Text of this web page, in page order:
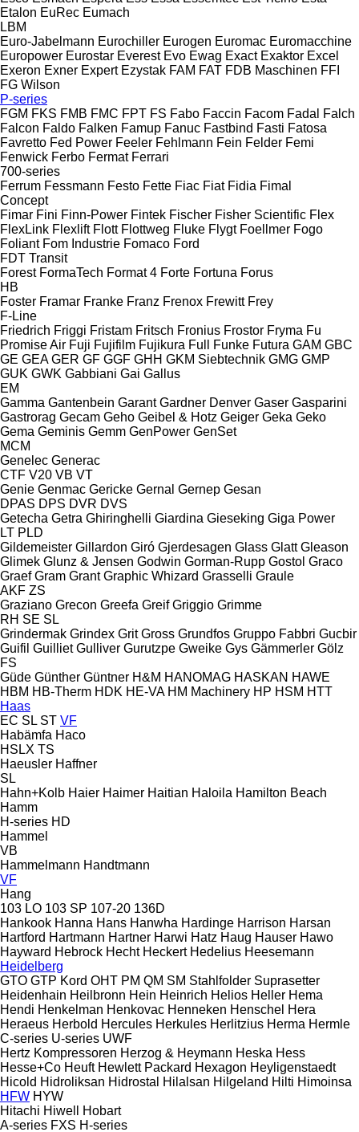
Etalon EuRec Eumach
LBM
Euro-Jabelmann Eurochiller Eurogen Euromac Euromacchine
Europower Eurostar Everest Evo Ewag Exact Exaktor Excel
Exeron Exner Expert Ezystak FAM FAT FDB Maschinen FFI
FG Wilson
P-series
FGM FKS FMB FMC FPT FS Fabo Faccin Facom Fadal
Falch
Falcon Faldo Falken Famup Fanuc Fastbind Fasti Fatosa
Favretto Fed Power Feeler Fehlmann Fein Felder Femi
Fenwick Ferbo Fermat Ferrari
700-series
Ferrum Fessmann Festo Fette Fiac Fiat Fidia Fimal
Concept
Fimar Fini Finn-Power Fintek Fischer Fisher Scientific Flex
FlexLink Flexlift Flott Flottweg Fluke Flygt Foellmer Fogo
Foliant Fom Industrie Fomaco Ford
FDT Transit
Forest FormaTech Format 4 Forte Fortuna Forus
HB
Foster Framar Franke Franz Frenox Frewitt Frey
F-Line
Friedrich Friggi Fristam Fritsch Fronius Frostor Fryma Fu
Promise Air Fuji Fujifilm Fujikura Full Funke Futura GAM GBC
GE GEA GER GF GGF GHH GKM Siebtechnik GMG GMP
GUK GWK Gabbiani Gai Gallus
EM
Gamma Gantenbein Garant Gardner Denver Gaser Gasparini
Gastrorag Gecam Geho Geibel & Hotz Geiger Geka Geko
Gema Geminis Gemm GenPower GenSet
MCM
Genelec Generac
CTF V20 VB VT
Genie Genmac Gericke Gernal Gernep Gesan
DPAS DPS DVR DVS
Getecha Getra Ghiringhelli Giardina Gieseking Giga Power
LT PLD
Gildemeister Gillardon Giró Gjerdesagen Glass Glatt Gleason
Glimek Glunz & Jensen Godwin Gorman-Rupp Gostol Graco
Graef Gram Grant Graphic Whizard Grasselli Graule
AKF ZS
Graziano Grecon Greefa Greif Griggio Grimme
RH SE SL
Grindermak Grindex Grit Gross Grundfos Gruppo Fabbri Gucbir
Guifil Guilliet Gulliver Gurutzpe Gweike Gys Gämmerler Gölz
FS
Güde Günther Güntner H&M HANOMAG HASKAN HAWE
HBM HB‑Therm HDK HE-VA HM Machinery HP HSM HTT
Haas
EC SL ST VF
Habämfa Haco
HSLX TS
Haeusler Haffner
SL
Hahn+Kolb Haier Haimer Haitian Haloila Hamilton Beach
Hamm
H-series HD
Hammel
VB
Hammelmann Handtmann
VF
Hang
103 LO 103 SP 107-20 136D
Hankook Hanna Hans Hanwha Hardinge Harrison Harsan
Hartford Hartmann Hartner Harwi Hatz Haug Hauser Hawo
Hayward Hebrock Hecht Heckert Hedelius Heesemann
Heidelberg
GTO GTP Kord OHT PM QM SM Stahlfolder Suprasetter
Heidenhain Heilbronn Hein Heinrich Helios Heller Hema
Hendi Henkelman Henkovac Henneken Henschel Hera
Heraeus Herbold Hercules Herkules Herlitzius Herma Hermle
C-series U-series UWF
Hertz Kompressoren Herzog & Heymann Heska Hess
Hesse+Co Heuft Hewlett Packard Hexagon Heyligenstaedt
Hicold Hidroliksan Hidrostal Hilalsan Hilgeland Hilti Himoinsa
HFW HYW
Hitachi Hiwell
Hobart
A-series FXS H-series